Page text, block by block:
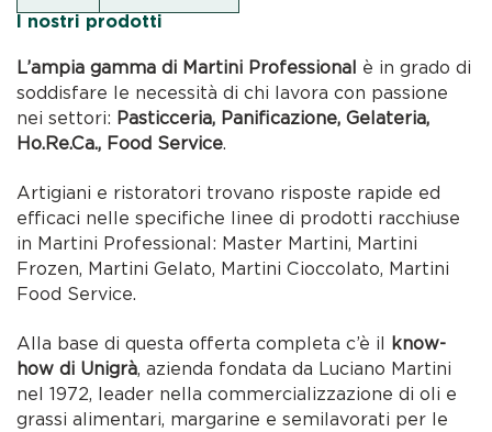
I nostri prodotti
L’ampia gamma di Martini Professional è in grado di
soddisfare le necessità di chi lavora con passione
nei settori: Pasticceria, Panificazione, Gelateria,
Ho.Re.Ca., Food Service.
Artigiani e ristoratori trovano risposte rapide ed
efficaci nelle specifiche linee di prodotti racchiuse
in Martini Professional: Master Martini, Martini
Frozen, Martini Gelato, Martini Cioccolato, Martini
Food Service.
Alla base di questa offerta completa c’è il know-
how di Unigrà, azienda fondata da Luciano Martini
nel 1972, leader nella commercializzazione di oli e
grassi alimentari, margarine e semilavorati per le